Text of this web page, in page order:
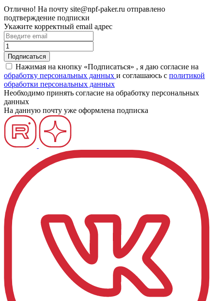
Отлично! На почту site@npf-paker.ru отправлено
подтверждение подписки
Укажите корректный email адрес
Нажимая на кнопку «Подписаться» , я даю согласие на
обработку персональных данных и соглашаюсь c политикой
обработки персональных данных
Необходимо принять согласие на обработку персональных
данных
На данную почту уже оформлена подписка